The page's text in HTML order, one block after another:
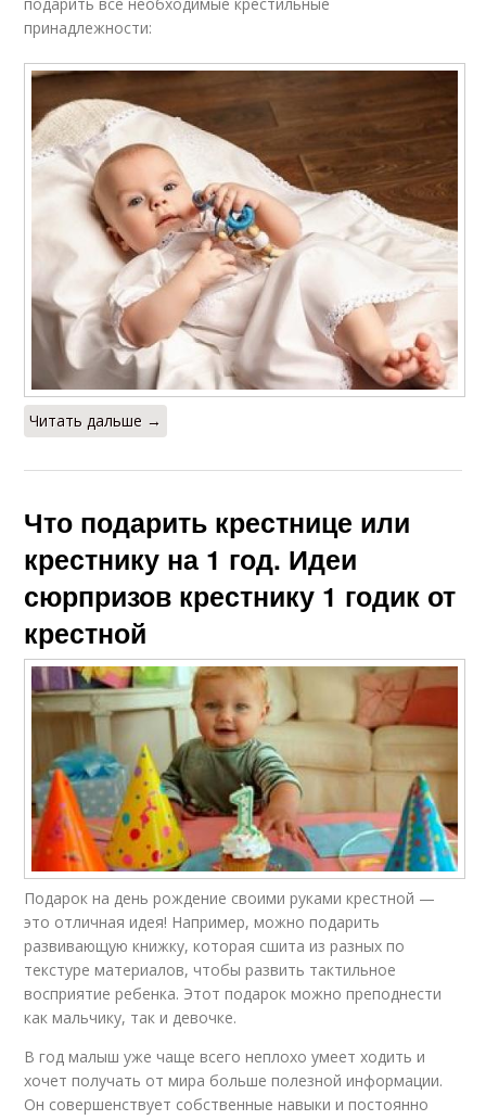
принадлежности:
Читать дальше →
Что подарить крестнице или
крестнику на 1 год. Идеи
сюрпризов крестнику 1 годик от
крестной
Подарок на день рождение своими руками крестной —
это отличная идея! Например, можно подарить
развивающую книжку, которая сшита из разных по
текстуре материалов, чтобы развить тактильное
восприятие ребенка. Этот подарок можно преподнести
как мальчику, так и девочке.
В год малыш уже чаще всего неплохо умеет ходить и
хочет получать от мира больше полезной информации.
Он совершенствует собственные навыки и постоянно